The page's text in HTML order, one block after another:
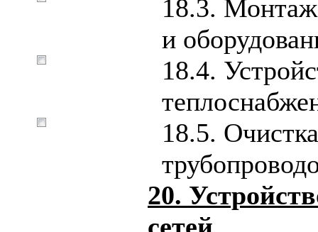
18.3.
и
18.4.
18.5.
20.